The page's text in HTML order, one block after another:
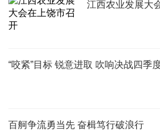
江西农业发展大
“咬紧”目标 锐意进取 吹响决战四季
百舸争流勇当先 奋楫笃行破浪行